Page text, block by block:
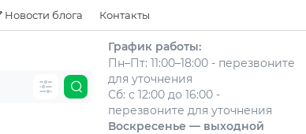
Новости блога Контакты
График работы:
Пн–Пт: 11:00–18:00 - перезвоните
для уточнения
Сб: с 12:00 до 16:00 -
перезвоните для уточнения
Воскресенье — выходной